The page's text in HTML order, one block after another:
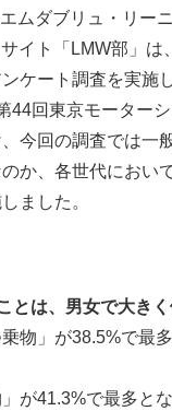
ムダブリュ・リー
イト「LMW部」
ケート調査を実施
44回東京モーター
今回の調査では一
か、各世代におい
ました。
は、男女で大き
物」が38.5%で最
が41.3%で最多と